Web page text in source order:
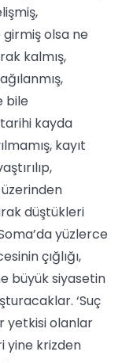
olsa ne
kalmış,
bile
tarihi kayda
kayıt
düştükleri
yüzlerce
çığlığı,
büyük siyasetin
‘Suç
yetkisi olanlar
yine krizden